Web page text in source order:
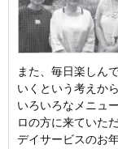
また、毎日楽しん
いくという考えか
いろいろなメニュ
ロの方に来ていた
デイサービスのお